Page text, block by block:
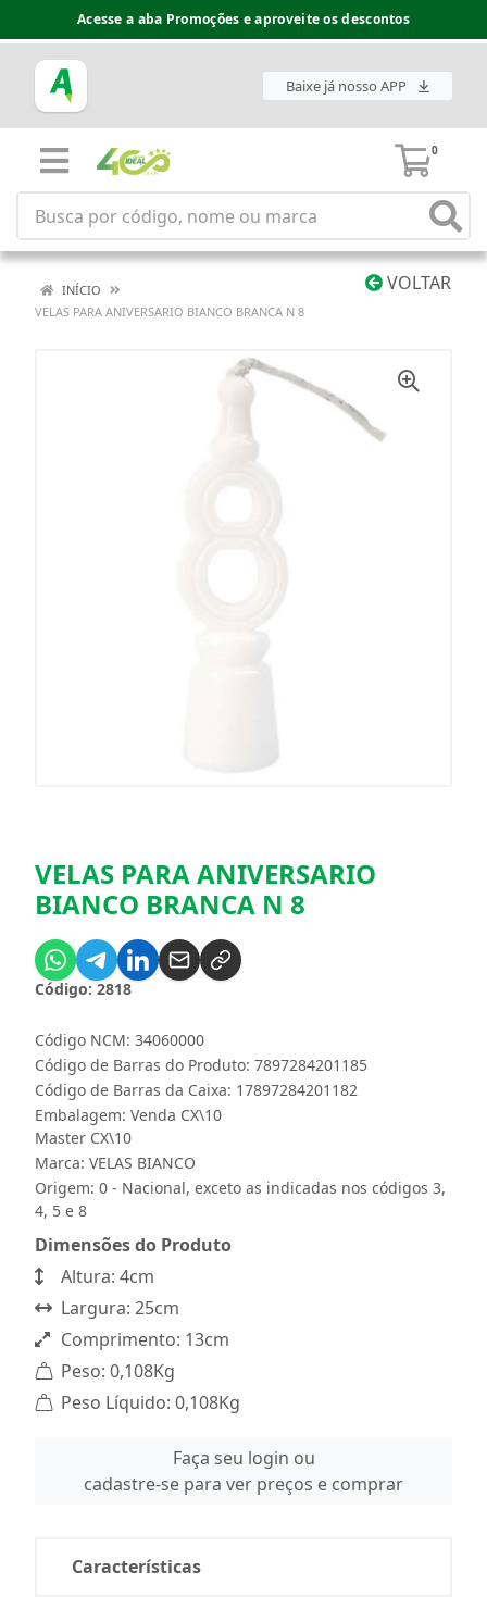
Acesse a aba Promoções e aproveite os descontos
Baixe já nosso APP
0
VOLTAR
INÍCIO
VELAS PARA ANIVERSARIO BIANCO BRANCA N 8
VELAS PARA ANIVERSARIO
BIANCO BRANCA N 8
Código: 2818
Código NCM: 34060000
Código de Barras do Produto: 7897284201185
Código de Barras da Caixa: 17897284201182
Embalagem: Venda CX\10
Master CX\10
Marca: VELAS BIANCO
Origem: 0 - Nacional, exceto as indicadas nos códigos 3,
4, 5 e 8
Dimensões do Produto
Altura: 4cm
Largura: 25cm
Comprimento: 13cm
Peso: 0,108Kg
Peso Líquido: 0,108Kg
Faça seu login ou
cadastre-se para ver preços e comprar
Características